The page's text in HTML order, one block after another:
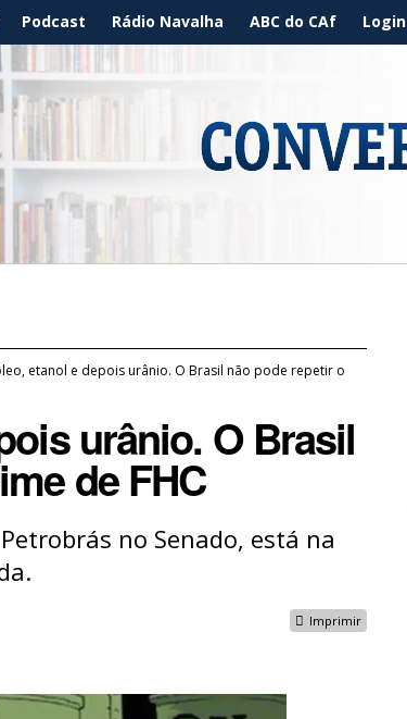
Podcast Rádio Navalha ABC do CAf Login
etanol e depois urânio. O Brasil não pode repetir o
urânio. O Brasil
de FHC
no Senado, está na
Imprimir